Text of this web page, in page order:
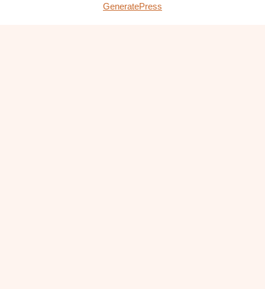
GeneratePress